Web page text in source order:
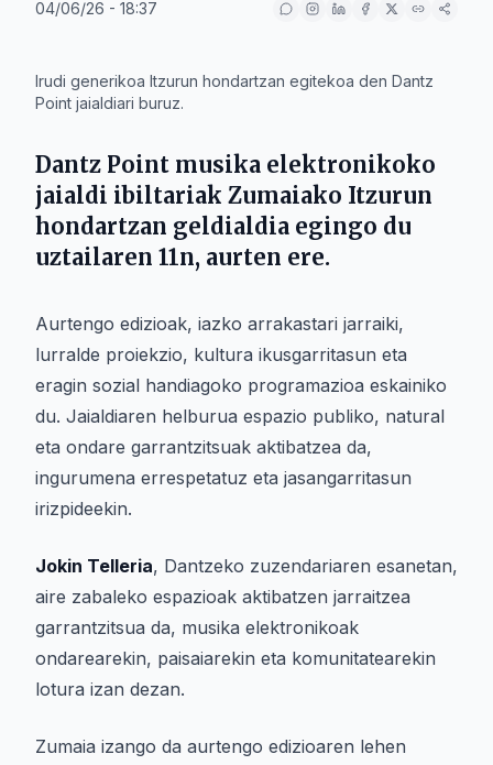
04/06/26 - 18:37
Irudi generikoa Itzurun hondartzan egitekoa den Dantz
Point jaialdiari buruz.
Dantz Point musika elektronikoko
jaialdi ibiltariak Zumaiako Itzurun
hondartzan geldialdia egingo du
uztailaren 11n, aurten ere.
Aurtengo edizioak, iazko arrakastari jarraiki,
lurralde proiekzio, kultura ikusgarritasun eta
eragin sozial handiagoko programazioa eskainiko
du. Jaialdiaren helburua espazio publiko, natural
eta ondare garrantzitsuak aktibatzea da,
ingurumena errespetatuz eta jasangarritasun
irizpideekin.
Jokin Telleria, Dantzeko zuzendariaren esanetan,
aire zabaleko espazioak aktibatzen jarraitzea
garrantzitsua da, musika elektronikoak
ondarearekin, paisaiarekin eta komunitatearekin
lotura izan dezan.
Zumaia izango da aurtengo edizioaren lehen